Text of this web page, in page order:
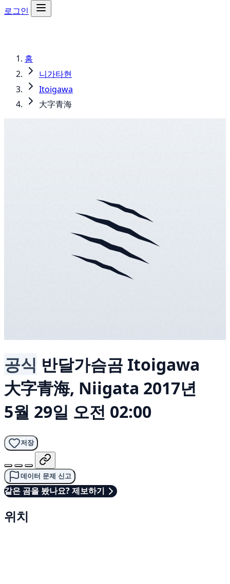
로그인
홈
니가타현
Itoigawa
大字青海
공식 반달가슴곰 Itoigawa
大字青海, Niigata 2017년
5월 29일 오전 02:00
저장
데이터 문제 신고
같은 곰을 봤나요? 제보하기
위치